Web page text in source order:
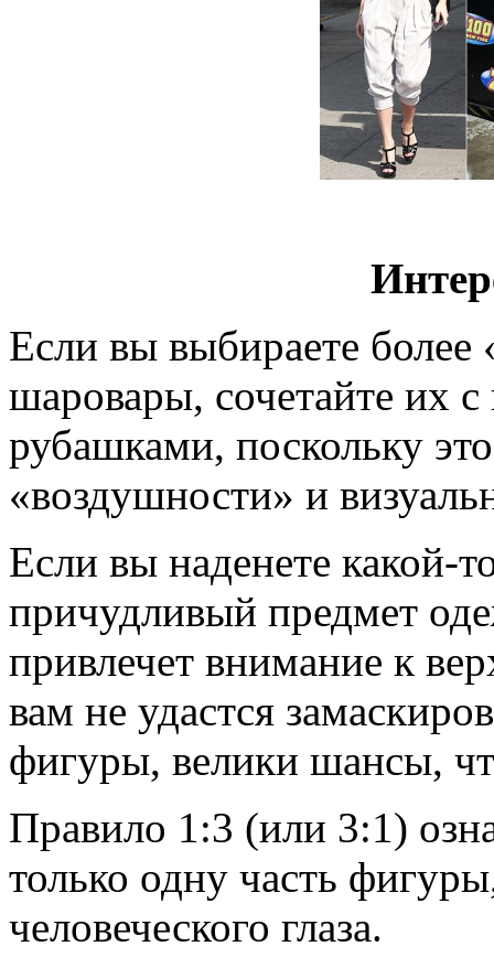
Если вы выбираете более
шаровары, сочетайте их
рубашками, поскольку
«воздушности» и
Если вы наденете какой-
причудливый предмет
привлечет внимание к
вам не удастся
фигуры, велики шансы,
Правило 1:3 (или 3:1)
только одну часть
человеческого глаза.